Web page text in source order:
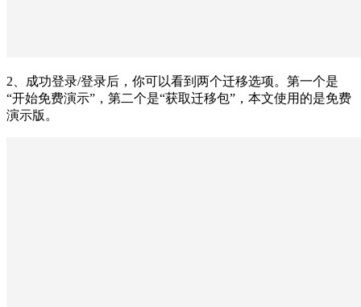
2、成功登录/登录后，你可以看到两个迁移选项。第一个是
“开始免费演示”，第二个是“获取迁移包”，本文使用的是免费
演示版。